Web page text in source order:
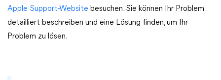
Apple Support-Website besuchen. Sie können Ihr Problem
detailliert beschreiben und eine Lösung finden, um Ihr
Problem zu lösen.